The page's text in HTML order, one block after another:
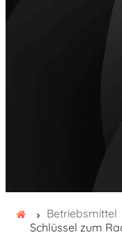
Betriebsmittel
Schlüssel zum